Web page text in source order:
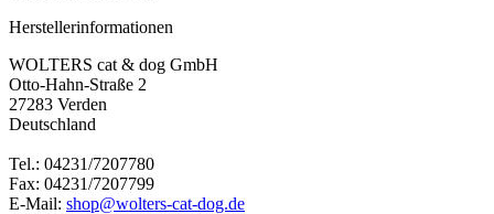
Herstellerinformationen
WOLTERS cat & dog GmbH
Otto-Hahn-Straße 2
27283 Verden
Deutschland
Tel.: 04231/7207780
Fax: 04231/7207799
E-Mail: shop@wolters-cat-dog.de